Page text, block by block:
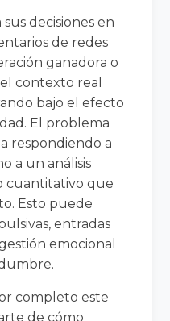
decisiones en
de redes
ganadora o
contexto real
bajo el efecto
El problema
respondiendo a
a un análisis
cuantitativo que
Esto puede
entradas
emocional
completo este
de cómo